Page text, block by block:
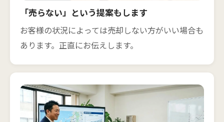
「売らない」という提案もします
お客様の状況によっては売却しない方がいい場合も
あります。正直にお伝えします。